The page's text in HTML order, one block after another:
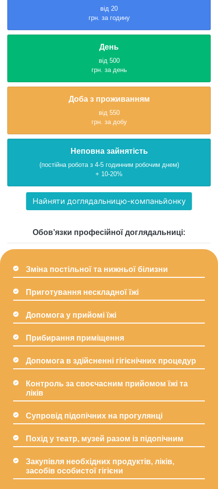
від 20
грн. за годину
День
від 500
грн. за день
Доба з проживанням
від 550
грн. за добу
Неповна зайнятість
(постійна робота з 4-5 годинним робочим днем)
+ 10-20%
Найняти доглядальницю-компаньйонку
Обов’язки професійної доглядальниці:
Зміна постільної та нижньої білизни
Приготування нескладної їжі
Допомога у прийомі їжі
Прибирання приміщення
Допомога в здійсненні гігієнічних процедур
Контроль за своєчасним прийомом їжі та
ліків
Супровід підопічних на прогулянці
Похід у театр, музей разом із підопічним
Закупівля необхідних продуктів, ліків,
засобів особистої гігієни